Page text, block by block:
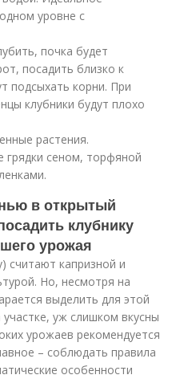
уровне с
почка будет
посадить близко к
подсыхать корни. При
клубники будут плохо
растения.
грядки сеном, торфяной
в открытый
клубнику
урожая
считают капризной и
Но, несмотря на
выделить для этой
уж слишком вкусны
урожаев рекомендуется
– соблюдать правила
особенности